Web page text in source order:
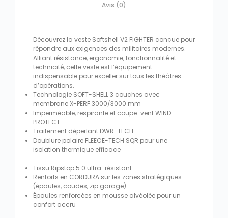
Avis (0)
Découvrez la veste Softshell V2 FIGHTER conçue pour
répondre aux exigences des militaires modernes.
Alliant résistance, ergonomie, fonctionnalité et
technicité, cette veste est l’équipement
indispensable pour exceller sur tous les théâtres
d’opérations.
Technologie SOFT-SHELL 3 couches avec
membrane X-PERF 3000/3000 mm
Imperméable, respirante et coupe-vent WIND-
PROTECT
Traitement déperlant DWR-TECH
Doublure polaire FLEECE-TECH SQR pour une
isolation thermique efficace
Tissu Ripstop 5.0 ultra-résistant
Renforts en CORDURA sur les zones stratégiques
(épaules, coudes, zip garage)
Épaules renforcées en mousse alvéolée pour un
confort accru